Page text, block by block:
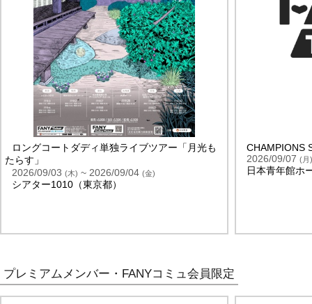
ロングコートダディ単独ライブツアー「月光も
たらす」
2026/09/03 (木) ~ 2026/09/04 (金)
シアター1010（東京都）
CHAMPIONS
2026/09/07 (月)
日本青年館ホ
プレミアムメンバー・FANYコミュ会員限定